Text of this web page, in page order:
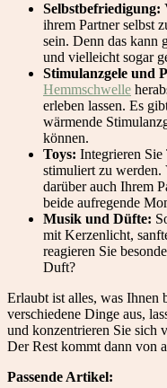
Selbstbefriedigung:
ihrem Partner selbst
sein. Denn das kann
und vielleicht sogar
Stimulanzgele und
Hemmschwelle
erleben lassen. Es
wärmende
können.
Toys: Integrieren
stimuliert zu
darüber auch Ihrem
beide aufregende
Musik und Düfte:
mit Kerzenlicht,
reagieren Sie
Duft?
Erlaubt ist alles, was Ihnen
verschiedene Dinge aus,
und konzentrieren Sie sich
Der Rest kommt dann von
Passende Artikel: